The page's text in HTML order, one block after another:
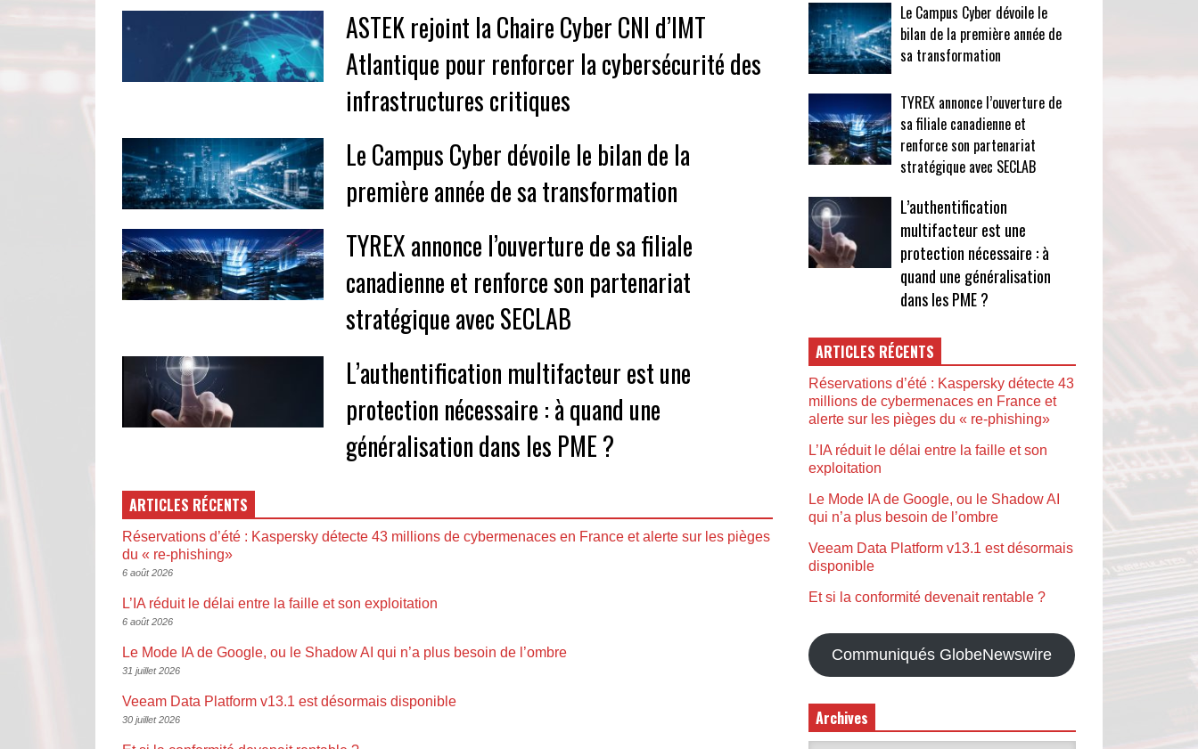
ASTEK rejoint la Chaire Cyber CNI d’IMT
Atlantique pour renforcer la cybersécurité des
infrastructures critiques
Le Campus Cyber dévoile le bilan de la
première année de sa transformation
TYREX annonce l’ouverture de sa filiale
canadienne et renforce son partenariat
stratégique avec SECLAB
L’authentification multifacteur est une
protection nécessaire : à quand une
généralisation dans les PME ?
ARTICLES RÉCENTS
Réservations d’été : Kaspersky détecte 43 millions de cybermenaces en France et alerte sur les pièges
du « re-phishing»
6 août 2026
L’IA réduit le délai entre la faille et son exploitation
6 août 2026
Le Mode IA de Google, ou le Shadow AI qui n’a plus besoin de l’ombre
31 juillet 2026
Veeam Data Platform v13.1 est désormais disponible
30 juillet 2026
Le Campus Cyber dévoile le
bilan de la première année de
sa transformation
TYREX annonce l’ouverture de
sa filiale canadienne et
renforce son partenariat
stratégique avec SECLAB
L’authentification
multifacteur est une
protection nécessaire : à
quand une généralisation
dans les PME ?
ARTICLES RÉCENTS
Réservations d’été : Kaspersky détecte 43
millions de cybermenaces en France et
alerte sur les pièges du « re-phishing»
L’IA réduit le délai entre la faille et son
exploitation
Le Mode IA de Google, ou le Shadow AI
qui n’a plus besoin de l’ombre
Veeam Data Platform v13.1 est désormais
disponible
Et si la conformité devenait rentable ?
Communiqués GlobeNewswire
Archives